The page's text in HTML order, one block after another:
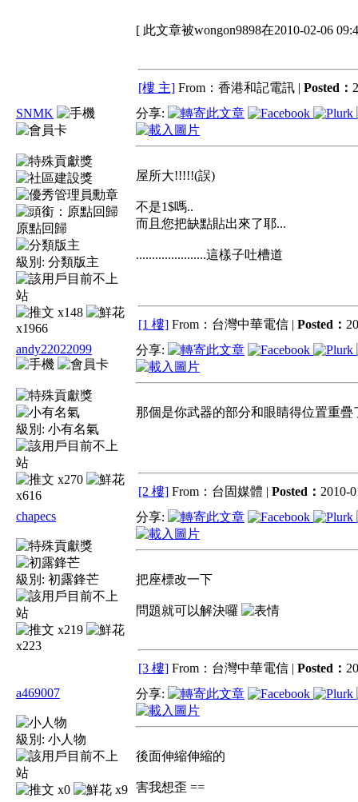
[ 此文章被wongon9898在2010-02-06
[樓 主] From：香港和記電訊 | Posted：
SNMK
原點回歸
級別: 分類版主
x148
x1966
分享:
屋所大!!!!!(誤)
不是1$嗎..
而且您把缺點貼出來了耶...
......................這樣子吐槽道
[1 樓] From：台灣中華電信 | Posted：
andy22022099
級別: 小有名氣
x270
x616
分享:
那個是你武器的部分和眼睛得位置重疊
[2 樓] From：台固媒體 | Posted： 2010-
chapecs
級別: 初露鋒芒
x219
x223
分享:
把座標改一下
問題就可以解決囉
[3 樓] From：台灣中華電信 | Posted：
a469007
級別: 小人物
x0 x9
分享:
後面伸縮伸縮的
害我想歪 ==